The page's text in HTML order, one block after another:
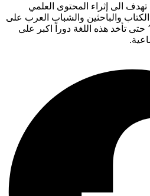
الى إثراء المحتوى العلمي
وتشجيع الكتاب والباحثين والشباب العرب على
مشاركة المعلومة بلغتهم الأم٬ حتى تأخد هذه اللغة دوراً اكبر على